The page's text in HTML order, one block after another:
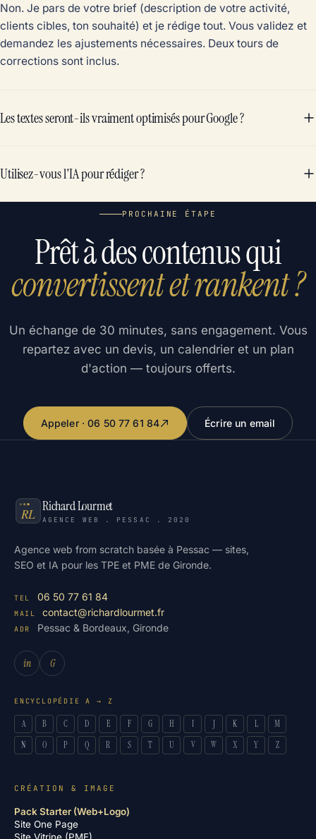
Non. Je pars de votre brief (description de votre activité,
clients cibles, ton souhaité) et je rédige tout. Vous validez et
demandez les ajustements nécessaires. Deux tours de
corrections sont inclus.
Les textes seront-ils vraiment optimisés pour Google ?
Utilisez-vous l'IA pour rédiger ?
PROCHAINE ÉTAPE
Prêt à des contenus qui
convertissent et rankent ?
Un échange de 30 minutes, sans engagement. Vous
repartez avec un devis, un calendrier et un plan
d'action — toujours offerts.
Appeler · 06 50 77 61 84 Écrire un email
Richard Lourmet
AGENCE WEB . PESSAC . 2020
Agence web from scratch basée à Pessac — sites,
SEO et IA pour les TPE et PME de Gironde.
TEL 06 50 77 61 84
MAIL contact@richardlourmet.fr
ADR Pessac & Bordeaux, Gironde
in G
ENCYCLOPÉDIE A → Z
A B C D E F G H I J K L
M
N
O P Q R S T U V W X Y Z
CRÉATION & IMAGE
Pack Starter (Web+Logo)
Site One Page